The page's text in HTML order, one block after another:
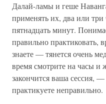
Далай-ламы и геше
применять их, два или три
пятнадцать минут.
правильно практиковать,
знаете — тянется очень
время смотрите на часы и
закончится ваша сессия,
практикуете неправильно.